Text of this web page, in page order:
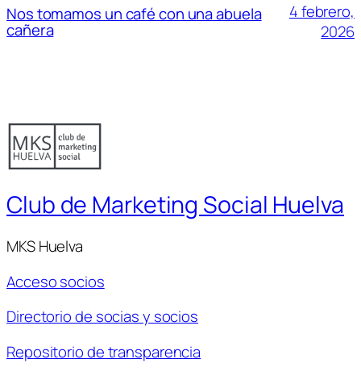
Nos tomamos un café con una abuela
cañera
4 febrero,
2026
Club de Marketing Social Huelva
MKS Huelva
Acceso socios
Directorio de socias y socios
Repositorio de transparencia